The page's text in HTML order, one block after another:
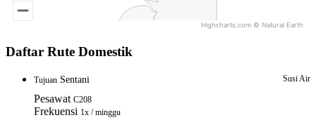
Highcharts.com © Natural Earth
Daftar Rute Domestik
Tujuan Sentani Susi Air
Pesawat C208
Frekuensi 1x / minggu